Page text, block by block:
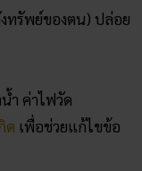
อนปีใหม่ 2564
กสิบล้อชน จะไม่เป็น